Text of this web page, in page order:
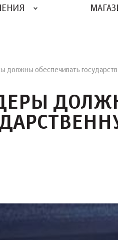
должны обеспечивать